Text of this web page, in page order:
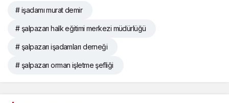
# işadamı murat demir
# şalpazarı halk eğitimi merkezi müdürlüğü
# şalpazarı işadamları derneği
# şalpazarı orman işletme şefliği